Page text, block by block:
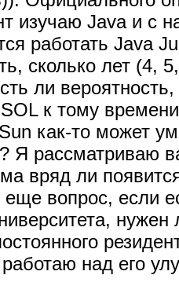
изучаю Java и с
работать Java
сколько лет (4,
ли
к тому
как-то может
Я рассматриваю
вряд ли
еще вопрос, если
над его